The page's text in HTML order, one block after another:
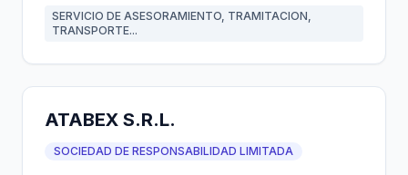
SERVICIO DE ASESORAMIENTO, TRAMITACION,
TRANSPORTE...
ATABEX S.R.L.
SOCIEDAD DE RESPONSABILIDAD LIMITADA